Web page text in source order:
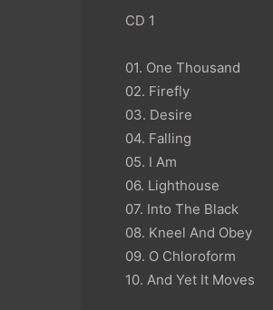
CD 1
01. One Thousand
02. Firefly
03. Desire
04. Falling
05. I Am
06. Lighthouse
07. Into The Black
08. Kneel And Obey
09. O Chloroform
10. And Yet It Moves